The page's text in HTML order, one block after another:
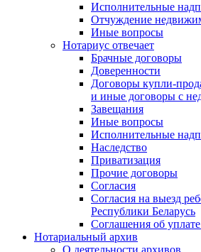
Исполнительные
Отчуждение
Иные вопросы
Нотариус отвечает
Брачные договоры
Доверенности
Договоры купли-
и иные договоры с
Завещания
Иные вопросы
Исполнительные
Наследство
Приватизация
Прочие договоры
Согласия
Согласия на выезд
Республики Беларусь
Соглашения об
Нотариальный архив
О деятельности архивов